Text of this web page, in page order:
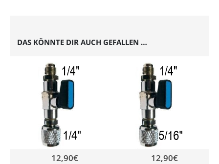
DAS KÖNNTE DIR AUCH GEFALLEN …
12,90€ 12,90€